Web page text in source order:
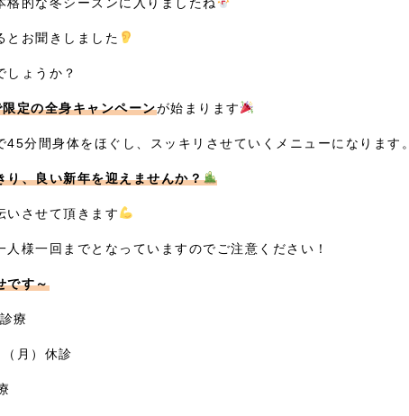
とお聞きしました
しょうか？
定の全身キャンペーンが始まります
分間身体をほぐし、スッキリさせていくメニューになります。
り、良い新年を迎えませんか？
いさせて頂きます
様一回までとなっていますのでご注意ください！
です～
療
月）休診